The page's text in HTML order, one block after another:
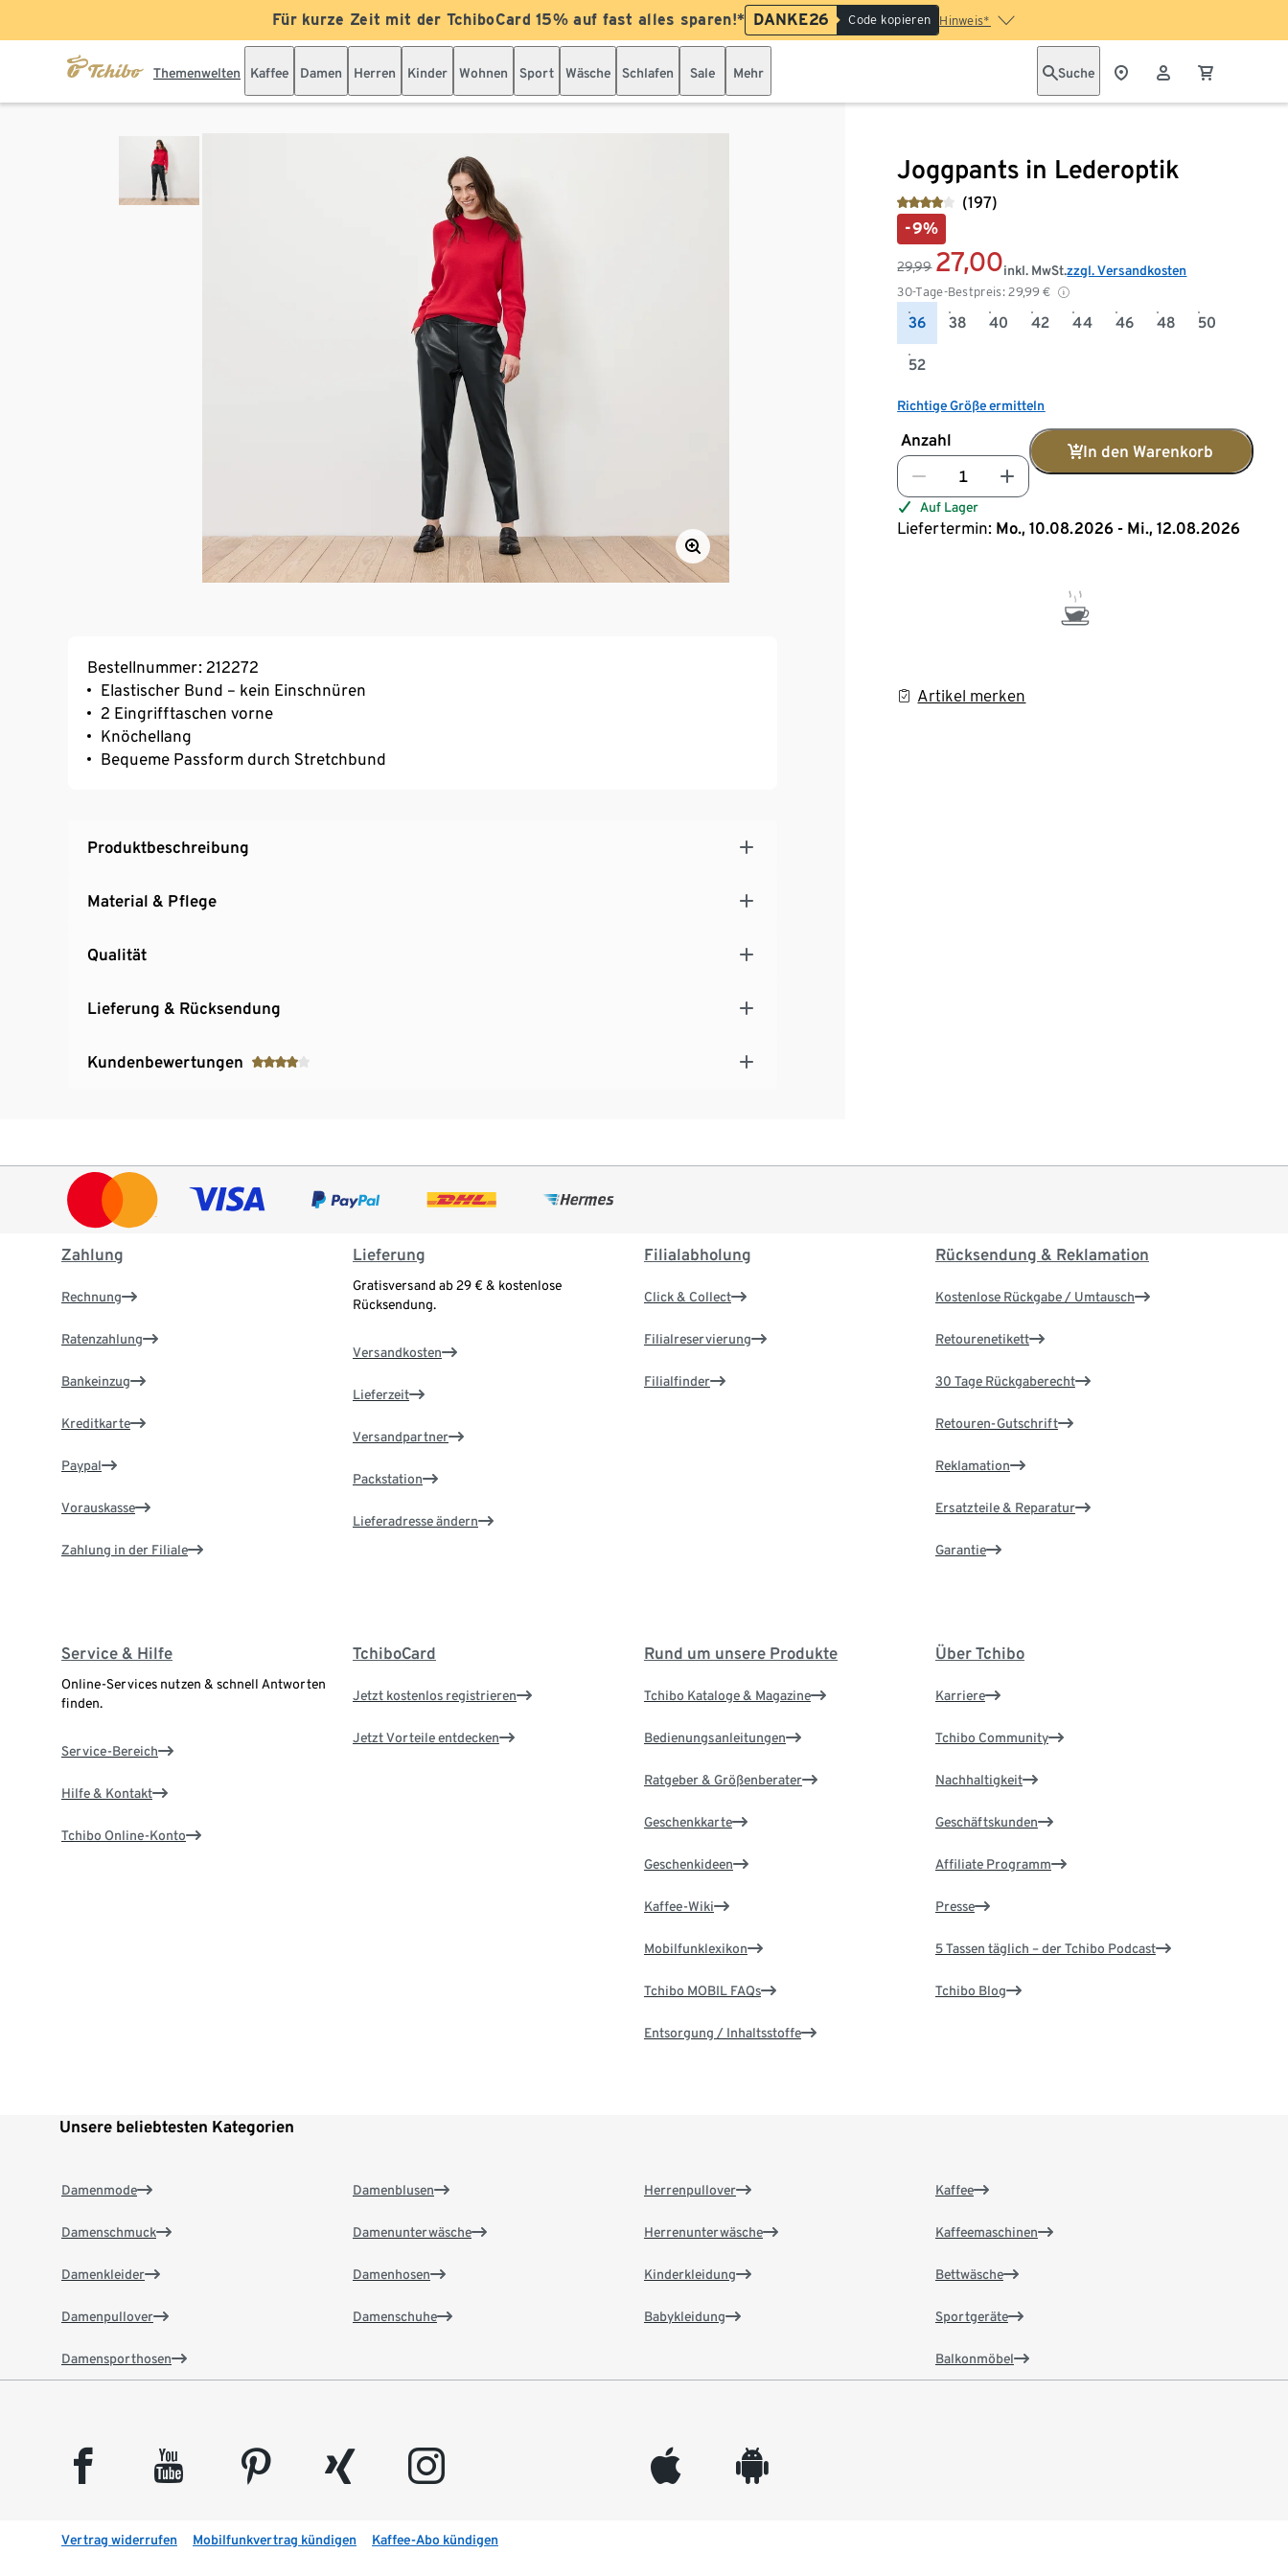
Für kurze Zeit mit der TchiboCard 15% auf fast alles sparen!* DANKE26 Code kopieren Hinweis*
Themenwelten Kaffee Damen Herren Kinder Wohnen Sport Wäsche Schlafen Sale Mehr Suche
Joggpants in Lederoptik
(197)
-9%
29,99 27,00
30-Tage-Bestpreis: 29,99 €
inkl. MwSt.zzgl. Versandkosten
36 38 40 42 44 46 48 50
52
Richtige Größe ermitteln
Anzahl
In den Warenkorb
Auf Lager
Liefertermin: Mo., 10.08.2026 - Mi., 12.08.2026
Artikel merken
Bestellnummer: 212272
Elastischer Bund – kein Einschnüren
2 Eingrifftaschen vorne
Knöchellang
Bequeme Passform durch Stretchbund
Produktbeschreibung
Material & Pflege
Qualität
Lieferung & Rücksendung
Kundenbewertungen
Zahlung
Rechnung
Ratenzahlung
Bankeinzug
Kreditkarte
Paypal
Vorauskasse
Zahlung in der Filiale
Lieferung
Gratisversand ab 29 € & kostenlose
Rücksendung.
Versandkosten
Lieferzeit
Versandpartner
Packstation
Lieferadresse ändern
Filialabholung
Click & Collect
Filialreservierung
Filialfinder
Rücksendung & Reklamation
Kostenlose Rückgabe / Umtausch
Retourenetikett
30 Tage Rückgaberecht
Retouren-Gutschrift
Reklamation
Ersatzteile & Reparatur
Garantie
Service & Hilfe
Online-Services nutzen & schnell Antworten
finden.
Service-Bereich
Hilfe & Kontakt
Tchibo Online-Konto
TchiboCard
Jetzt kostenlos registrieren
Jetzt Vorteile entdecken
Rund um unsere Produkte
Tchibo Kataloge & Magazine
Bedienungsanleitungen
Ratgeber & Größenberater
Geschenkkarte
Geschenkideen
Kaffee-Wiki
Mobilfunklexikon
Tchibo MOBIL FAQs
Entsorgung / Inhaltsstoffe
Über Tchibo
Karriere
Tchibo Community
Nachhaltigkeit
Geschäftskunden
Affiliate Programm
Presse
5 Tassen täglich – der Tchibo Podcast
Tchibo Blog
Unsere beliebtesten Kategorien
Damenmode
Damenschmuck
Damenkleider
Damenpullover
Damensporthosen
Damenblusen
Damenunterwäsche
Damenhosen
Damenschuhe
Herrenpullover
Herrenunterwäsche
Kinderkleidung
Babykleidung
Kaffee
Kaffeemaschinen
Bettwäsche
Sportgeräte
Balkonmöbel
facebook youtube pinterest xing instagram appleinc android
Vertrag widerrufen Mobilfunkvertrag kündigen Kaffee-Abo kündigen